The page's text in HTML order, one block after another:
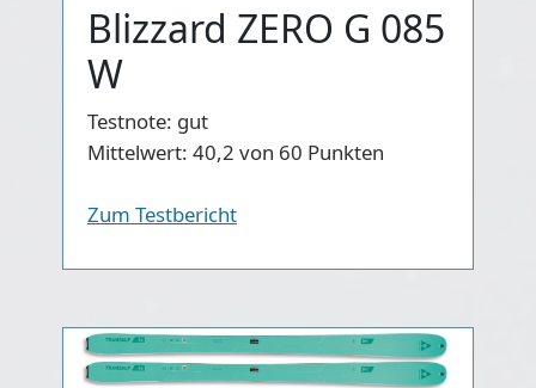
Blizzard ZERO G 085
W
Testnote: gut
Mittelwert: 40,2 von 60 Punkten
Zum Testbericht